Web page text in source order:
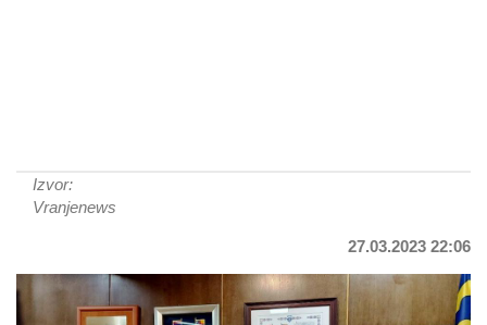
Izvor:
Vranjenews
27.03.2023 22:06